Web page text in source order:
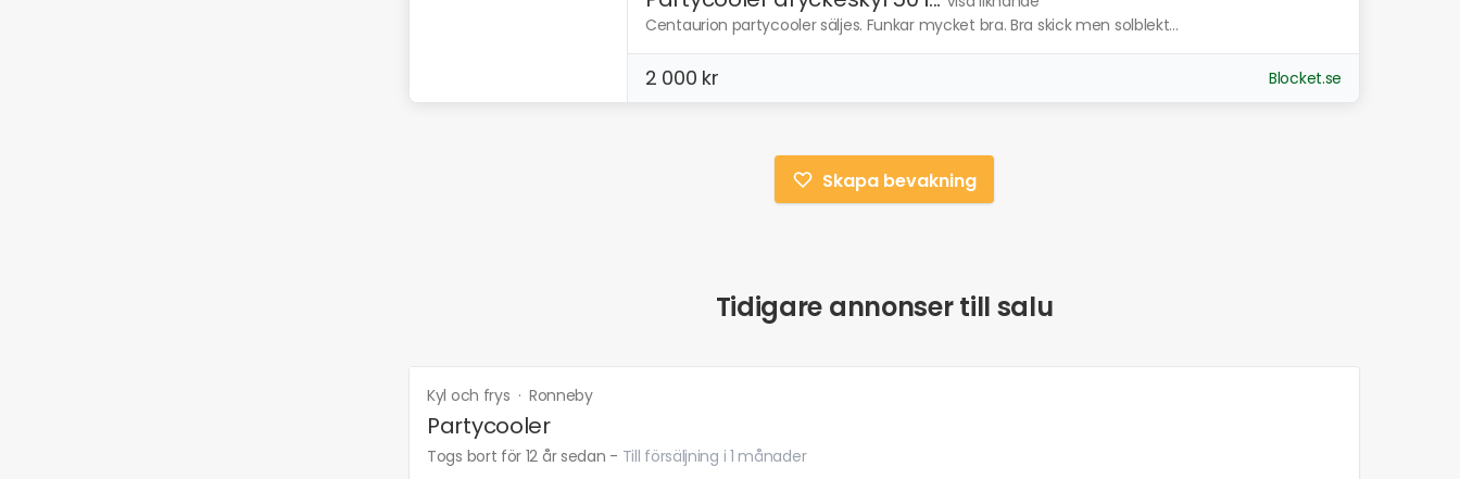
Centaurion partycooler säljes. Funkar mycket bra. Bra skick men solblekt...
2 000 kr Blocket.se
Skapa bevakning
Tidigare annonser till salu
Kyl och frys · Ronneby
Partycooler
Togs bort för 12 år sedan - Till försäljning i 1 månader